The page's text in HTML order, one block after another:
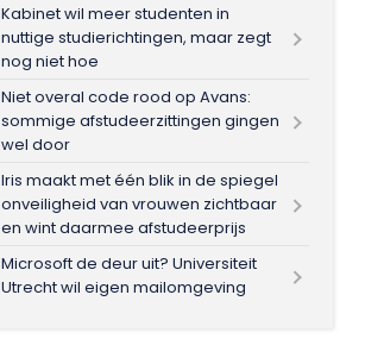
Kabinet wil meer studenten in
nuttige studierichtingen, maar zegt
nog niet hoe
Niet overal code rood op Avans:
sommige afstudeerzittingen gingen
wel door
Iris maakt met één blik in de spiegel
onveiligheid van vrouwen zichtbaar
en wint daarmee afstudeerprijs
Microsoft de deur uit? Universiteit
Utrecht wil eigen mailomgeving